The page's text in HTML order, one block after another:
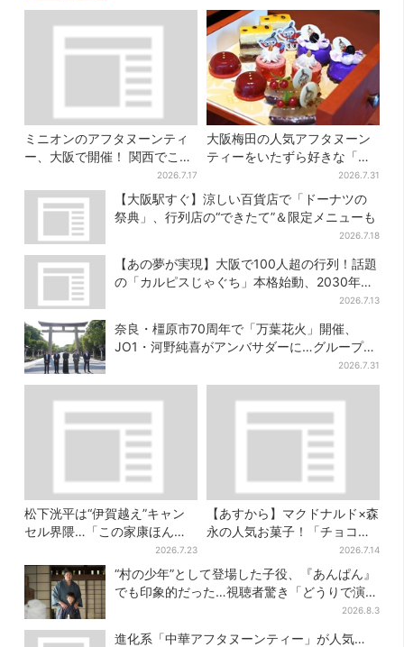
ミニオンのアフタヌーンティ
ー、大阪で開催！ 関西でここ
だけ…そっくりすぎるスイー
ツも
2026.7.17
大阪梅田の人気アフタヌーン
ティーをいたずら好きな「リ
トルミイ」がジャック！「ム
ーミン」たちとバカンスへ
2026.7.31
【大阪駅すぐ】涼しい百貨店で「ドーナツの
祭典」、行列店の“できたて”＆限定メニューも
2026.7.18
【あの夢が実現】大阪で100人超の行列！話題
の「カルピスじゃぐち」本格始動、2030年ま
2026.7.13
奈良・橿原市70周年で「万葉花火」開催、
JO1・河野純喜がアンバサダーに…グループ楽
2026.7.31
松下洸平は“伊賀越え”キャン
セル界隈…「この家康ほんと
憎たらしいな」【豊臣兄弟】
2026.7.23
【あすから】マクドナルド×森
永の人気お菓子！「チョコボ
ール」「ミルクキャラメル」
があのスイーツに変身…6年ぶ
り復活シェイクも
2026.7.14
“村の少年”として登場した子役、『あんぱん』
でも印象的だった…視聴者驚き「どうりで演技
2026.8.3
進化系「中華アフタヌーンティー」が人気…